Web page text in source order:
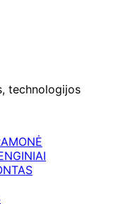
technologijos